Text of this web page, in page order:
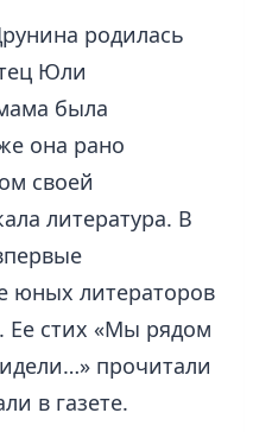
родилась
Юли
была
она рано
своей
литература. В
юных литераторов
Ее стих «Мы рядом
прочитали
в газете.